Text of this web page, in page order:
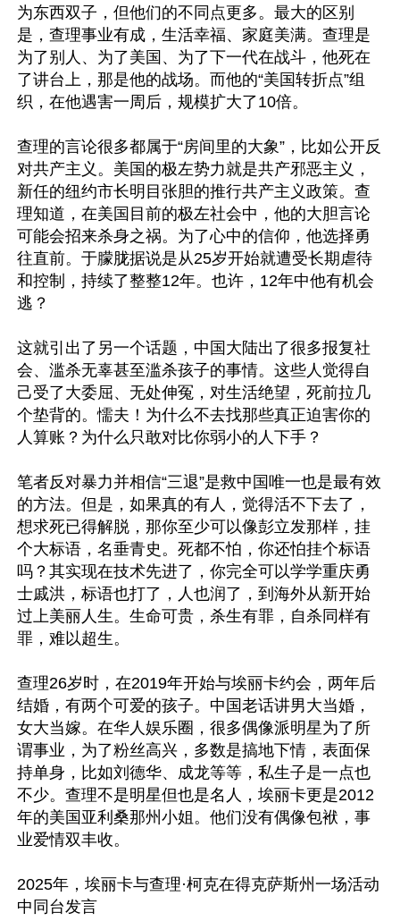
为东西双子，但他们的不同点更多。最大的区别
是，查理事业有成，生活幸福、家庭美满。查理是
为了别人、为了美国、为了下一代在战斗，他死在
了讲台上，那是他的战场。而他的“美国转折点”组
织，在他遇害一周后，规模扩大了10倍。
查理的言论很多都属于“房间里的大象”，比如公开反
对共产主义。美国的极左势力就是共产邪恶主义，
新任的纽约市长明目张胆的推行共产主义政策。查
理知道，在美国目前的极左社会中，他的大胆言论
可能会招来杀身之祸。为了心中的信仰，他选择勇
往直前。于朦胧据说是从25岁开始就遭受长期虐待
和控制，持续了整整12年。也许，12年中他有机会
逃？
这就引出了另一个话题，中国大陆出了很多报复社
会、滥杀无辜甚至滥杀孩子的事情。这些人觉得自
己受了大委屈、无处伸冤，对生活绝望，死前拉几
个垫背的。懦夫！为什么不去找那些真正迫害你的
人算账？为什么只敢对比你弱小的人下手？
笔者反对暴力并相信“三退”是救中国唯一也是最有效
的方法。但是，如果真的有人，觉得活不下去了，
想求死已得解脱，那你至少可以像彭立发那样，挂
个大标语，名垂青史。死都不怕，你还怕挂个标语
吗？其实现在技术先进了，你完全可以学学重庆勇
士戚洪，标语也打了，人也润了，到海外从新开始
过上美丽人生。生命可贵，杀生有罪，自杀同样有
罪，难以超生。
查理26岁时，在2019年开始与埃丽卡约会，两年后
结婚，有两个可爱的孩子。中国老话讲男大当婚，
女大当嫁。在华人娱乐圈，很多偶像派明星为了所
谓事业，为了粉丝高兴，多数是搞地下情，表面保
持单身，比如刘德华、成龙等等，私生子是一点也
不少。查理不是明星但也是名人，埃丽卡更是2012
年的美国亚利桑那州小姐。他们没有偶像包袱，事
业爱情双丰收。
2025年，埃丽卡与查理·柯克在得克萨斯州一场活动
中同台发言